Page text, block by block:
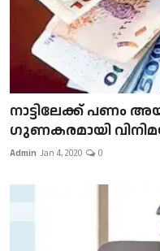
നാട്ടിലേക്ക് പണം
ഗുണകരമായി
Admin Jan 4, 2020 0